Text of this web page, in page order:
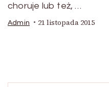
choruje lub też, …
Admin 21 listopada 2015